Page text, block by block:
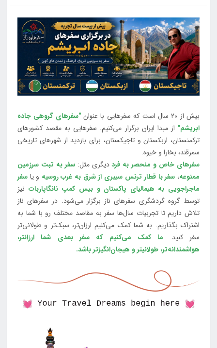
بیش از 20 سال است که سفرهایی با عنوان
"سفرهای گروهی جاده
ابریشم" از مبدا ایران برگزار می‌کنیم. سفرهایی به مقصد کشورهای
ترکمنستان، ازبکستان و تاجیکستان، برای بازدید از شهرهای تاریخی
سمرقند، بخارا و خیوه.
سفرهای خاص و منحصر به فرددیگری مثل:سفر به تبت سرزمین
ممنوعه، سفر با قطار ترنس سیبری از شرق به غرب روسیه و یا سفر
ماجراجویی به هیمالیای پاکستان و بیس کمپ نانگاپاربات نیز
توسط گروه گردشگری سفرهای ناز برگزار می‌شود. در سفرهای ناز
تلاش داریم تا تجربیات سال‌ها سفر به مقاصد مختلف رو با شما به
اشتراک بگذاریم. به شما کمک می‌کنیم ارزان‌تر، سبک‌تر و طولانی‌تر
سفر کنید. ما کمک می‌کنیم که سفر بعدی شما ارزانتر،
هواشمندانه‌تر، طولانی‎تر و هیجان‌انگیزتر باشد.